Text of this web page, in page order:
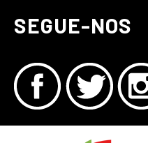
SEGUE-NOS